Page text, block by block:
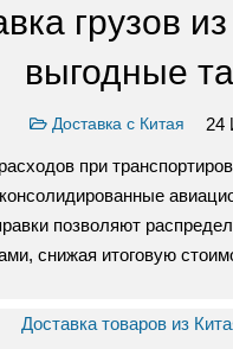
грузов
выгодные
Доставка с Китая 24
при
позволяют
снижая итоговую